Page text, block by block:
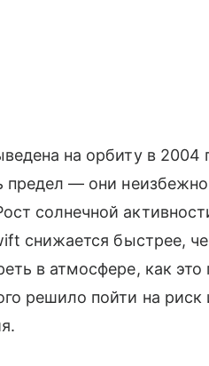
на орбиту в 2004
предел — они
солнечной
снижается быстрее,
в атмосфере, как
решило пойти на